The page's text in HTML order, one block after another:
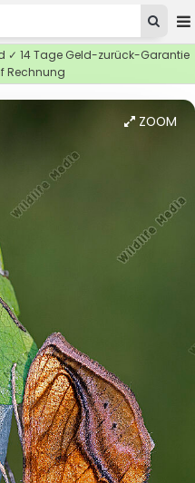
✓ 14 Tage Geld-zurück-Garantie
Rechnung
ZOOM